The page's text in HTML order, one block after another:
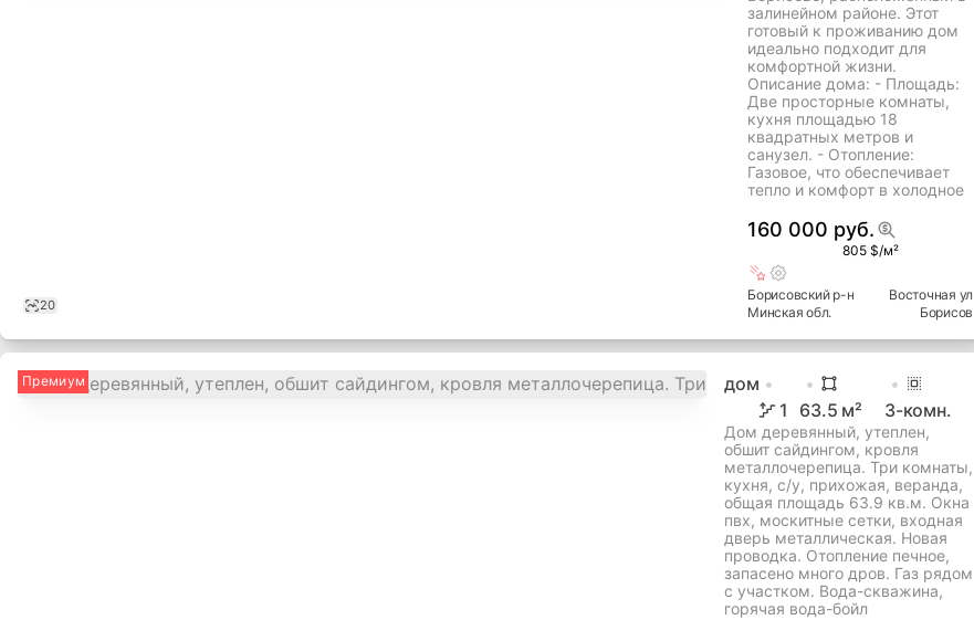
20
залинейном районе. Этот
готовый к проживанию дом
идеально подходит для
комфортной жизни.
Описание дома: - Площадь:
Две просторные комнаты,
кухня площадью 18
квадратных метров и
санузел. - Отопление:
Газовое, что обеспечивает
тепло и комфорт в холодное
160 000 руб.
805 $/м²
Борисовскийр-н
Минская обл.
Восточная ул
Борисов
Премиум
дом
1
63.5 м² 3-комн.
Дом деревянный, утеплен,
обшит сайдингом, кровля
металлочерепица. Три комнаты,
кухня, с/у, прихожая, веранда,
общая площадь 63.9 кв.м. Окна
пвх, москитные сетки, входная
дверь металлическая. Новая
проводка. Отопление печное,
запасено много дров. Газ рядом
с участком. Вода-скважина,
горячая вода-бойл